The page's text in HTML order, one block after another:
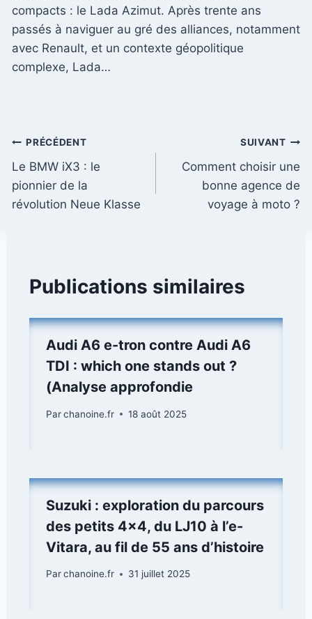
compacts : le Lada Azimut. Après trente ans
passés à naviguer au gré des alliances, notamment
avec Renault, et un contexte géopolitique
complexe, Lada…
Navigation
de
l’article
PRÉCÉDENT
Le BMW iX3 : le
pionnier de la
révolution Neue Klasse
SUIVANT
Comment choisir une
bonne agence de
voyage à moto ?
Publications similaires
Audi A6 e-tron contre Audi A6
TDI : which one stands out ?
(Analyse approfondie
Parchanoine.fr 18 août 2025
Suzuki : exploration du parcours
des petits 4×4, du LJ10 à l’e-
Vitara, au fil de 55 ans d’histoire
Parchanoine.fr 31 juillet 2025